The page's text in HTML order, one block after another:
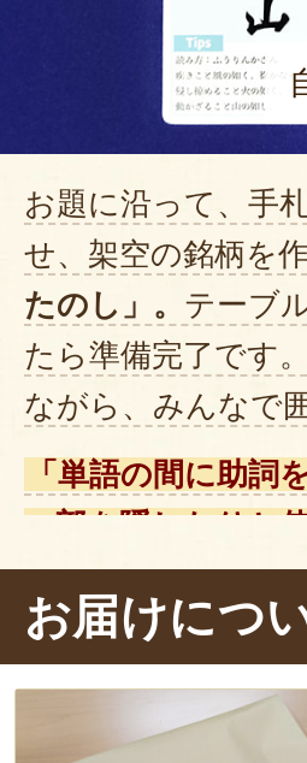
お題に沿って、手
せ、架空の銘柄を
たのし」。 テーブ
たら準備完了です
ながら、みんなで
「単語の間に助詞
一部を隠したりと
りの傑作が次々と
誰でもすぐに理解
で、デジタルには
生まれ、あっとい
お届けにつ